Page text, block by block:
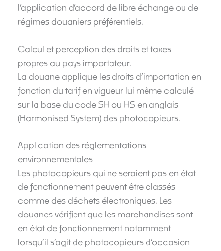
l’application d’accord de libre échange ou de
régimes douaniers préférentiels.
Calcul et perception des droits et taxes
propres au pays importateur.
La douane applique les droits d’importation en
fonction du tarif en vigueur lui même calculé
sur la base du code SH ou HS en anglais
(Harmonised System) des photocopieurs.
Application des réglementations
environnementales
Les photocopieurs qui ne seraient pas en état
de fonctionnement peuvent être classés
comme des déchets électroniques. Les
douanes vérifient que les marchandises sont
en état de fonctionnement notamment
lorsqu’il s’agit de photocopieurs d’occasion